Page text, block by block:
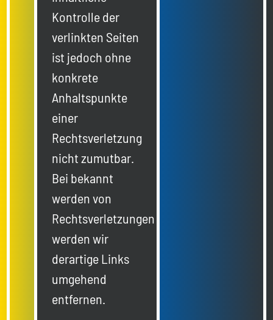
Kontrolle der
verlinkten Seiten
ist jedoch ohne
konkrete
Anhaltspunkte
einer
Rechtsverletzung
nicht zumutbar.
Bei bekannt
werden von
Rechtsverletzungen
werden wir
derartige Links
umgehend
entfernen.